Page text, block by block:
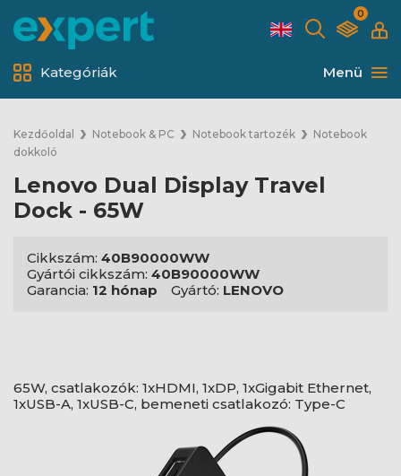
0
Menü
Kategóriák
Kezdőoldal Notebook & PC Notebook tartozék
Notebook
dokkoló
Lenovo Dual Display Travel
Dock - 65W
Cikkszám: 40B90000WW
Gyártói cikkszám: 40B90000WW
Garancia: 12 hónap Gyártó: LENOVO
65W, csatlakozók: 1xHDMI, 1xDP, 1xGigabit Ethernet,
1xUSB-A, 1xUSB-C, bemeneti csatlakozó: Type-C